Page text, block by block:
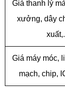
Giá thanh lý
xưởng, dây
xuất
Giá máy móc,
mạch, chip,